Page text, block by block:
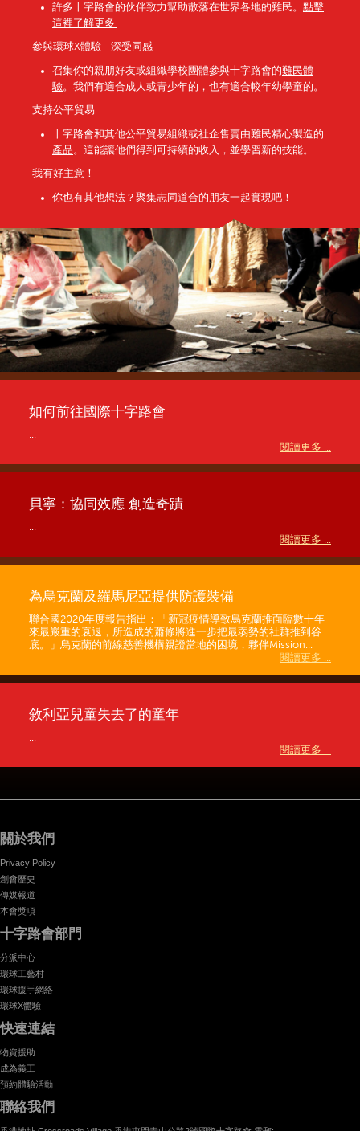
許多十字路會的伙伴致力幫助散落在世界各地的難民。 點擊
這裡了解更多
參與環球X體驗—深受同感
召集你的親朋好友或組織學校團體參與十字路會的難民體
驗。我們有適合成人或青少年的，也有適合較年幼學童的。
支持公平貿易
十字路會和其他公平貿易組織或社企售賣由難民精心製造的
產品。這能讓他們得到可持續的收入，並學習新的技能。
我有好主意！
你也有其他想法？聚集志同道合的朋友一起實現吧！
如何前往國際十字路會
...
閱讀更多 ...
貝寧：協同效應 創造奇蹟
...
閱讀更多 ...
為烏克蘭及羅馬尼亞提供防護裝備
聯合國2020年度報告指出：「新冠疫情導致烏克蘭推面臨數十年
來最嚴重的衰退，所造成的蕭條將進一步把最弱勢的社群推到谷
底。」烏克蘭的前線慈善機構親證當地的困境，夥伴Mission...
閱讀更多 ...
敘利亞兒童失去了的童年
...
閱讀更多 ...
關於我們
Privacy Policy
創會歷史
傳媒報道
本會獎項
十字路會部門
分派中心
環球工藝村
環球援手網絡
環球X體驗
快速連結
物資援助
成為義工
預約體驗活動
聯絡我們